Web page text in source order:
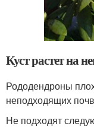
Куст растет на
Рододендроны
неподходящих
Не подходят